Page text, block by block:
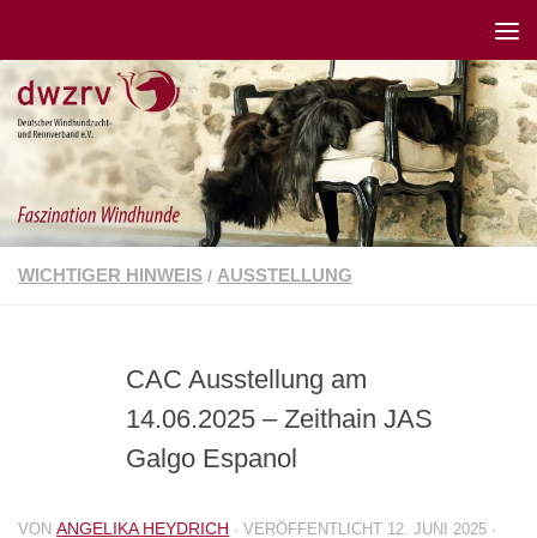
WICHTIGER HINWEIS / AUSSTELLUNG
CAC Ausstellung am
14.06.2025 – Zeithain JAS
Galgo Espanol
VON ANGELIKA HEYDRICH · VERÖFFENTLICHT 12. JUNI 2025 ·